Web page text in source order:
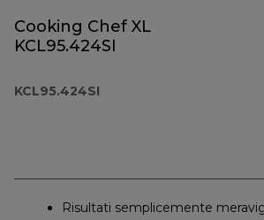
Cooking Chef XL
KCL95.424SI
KCL95.424SI
Risultati semplicemente